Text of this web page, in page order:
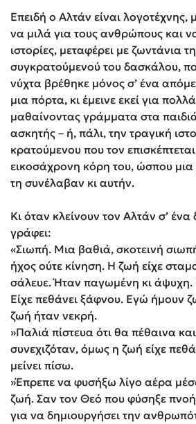
Επειδή ο Αλτάν είναι
να μιλά για τους ανθρώπους και
ιστορίες, μεταφέρει με ζωντάνια
συγκρατούμενού του δασκάλου,
νύχτα βρέθηκε μόνος σ’ ένα
μια πόρτα, κι έμεινε εκεί για
μαθαίνοντας γράμματα στα
ασκητής – ή, πάλι, την τραγική
κρατούμενου που τον
εικοσάχρονη κόρη του, ώσπου
τη συνέλαβαν κι αυτήν.
Κι όταν κλείνουν τον Αλτάν σ’
γράφει:
«Σιωπή. Μια βαθιά, σκοτεινή
ήχος ούτε κίνηση. Η ζωή είχε
σάλευε. Ήταν παγωμένη κι
Είχε πεθάνει ξάφνου. Εγώ ήμουν
ζωή ήταν νεκρή.
»Παλιά πίστευα ότι θα πέθαινα
συνεχιζόταν, όμως η ζωή είχε
μείνει πίσω.
»Έπρεπε να φυσήξω λίγο αέρα
ζωή. Σαν τον Θεό που φύσηξε
για να δημιουργήσει την